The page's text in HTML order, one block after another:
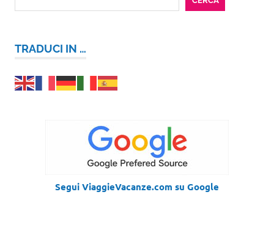
TRADUCI IN …
Segui ViaggieVacanze.com su Google